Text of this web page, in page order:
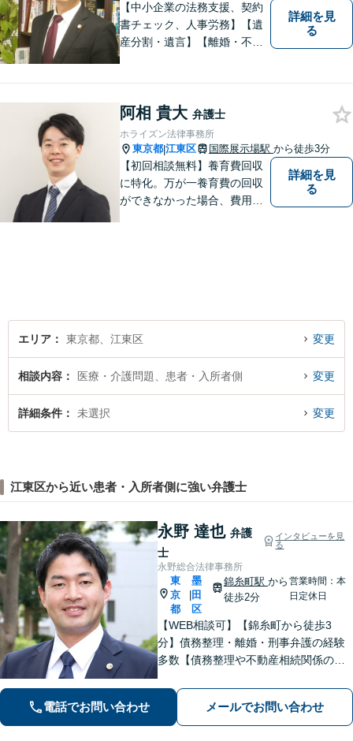
【中小企業の法務支援、契約
書チェック、人事労務】【遺
産分割・遺言】【離婚・不倫
分野あり】民間企業出身の弁
護士が、経営者・ビジネスパ
ーソンの悩みに「速く・適切
に」対応。
詳細を見
る
阿相 貴大 弁護士
ホライズン法律事務所
東京都|江東区 国際展示場駅 から徒歩3分
【初回相談無料】養育費回収
に特化。万が一養育費の回収
ができなかった場合、費用は
詳細を見
る
エリア 東京都、江東区 変更
相談内容 医療・介護問題、患者・入所者側 変更
詳細条件 未選択 変更
江東区から近い患者・入所者側に強い弁護士
永野 達也 弁護
士
インタビューを見
る
永野総合法律事務所
東
京
都
墨
田
区
錦糸町駅 から
徒歩2分
営業時間：本
日定休日
【WEB相談可】【錦糸町から徒歩3
分】債務整理・離婚・刑事弁護の経験
多数【債務整理や不動産相続関係の著
談ください【LINEで連絡可】【夜間・
休日面談可】【完全個室】【法テラス
利用可】
電話でお問い合わせ メールでお問い合わせ